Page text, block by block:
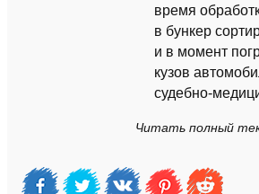
время
в бункер
и в момент
кузов
судебно-
Читать полный